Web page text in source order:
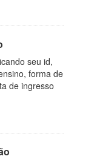
seu id,
forma de
de ingresso